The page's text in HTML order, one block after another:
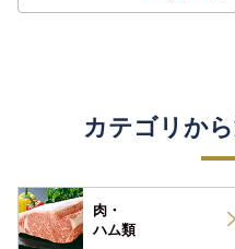
カテゴリか
肉・
ハム類